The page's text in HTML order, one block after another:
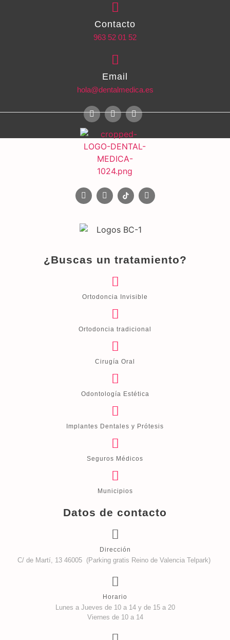
Contacto
963 52 01 52
Email
hola@dentalmedica.es
¿Buscas un tratamiento?
Ortodoncia Invisible
Ortodoncia tradicional
Cirugía Oral
Odontología Estética
Implantes Dentales y Prótesis
Seguros Médicos
Municipios
Datos de contacto
Dirección
C/ de Martí, 13 46005 (Parking gratis Reino de Valencia Telpark)
Horario
Lunes a Jueves de 10 a 14 y de 15 a 20
Viernes de 10 a 14